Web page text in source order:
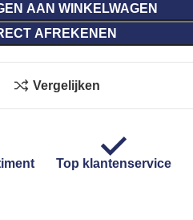
AAN WINKELWAGEN
AFREKENEN
Vergelijken
Top klantenservice